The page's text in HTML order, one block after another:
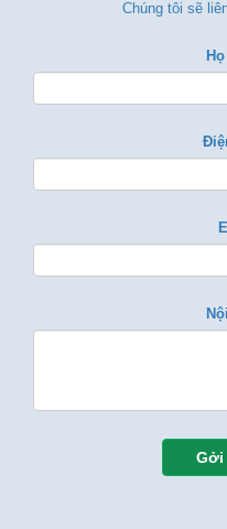
Chúng tôi sẽ
Gởi